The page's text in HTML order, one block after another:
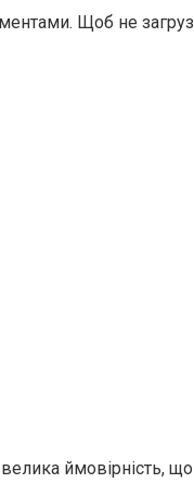
Щоб не
ймовірність, що